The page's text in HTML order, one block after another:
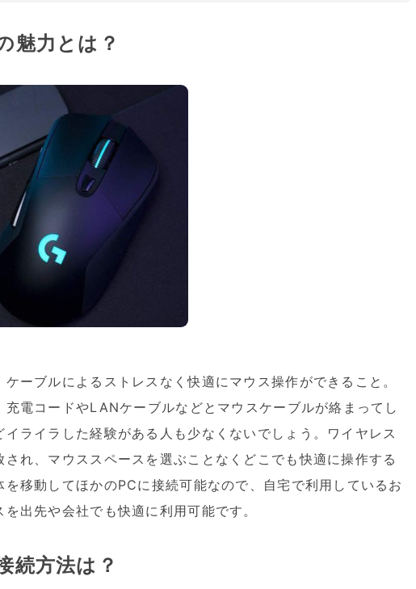
魅力とは？
ーブルによるストレスなく快適にマウス操作ができること。
電コードやLANケーブルなどとマウスケーブルが絡まってし
イライラした経験がある人も少なくないでしょう。ワイヤレス
れ、マウススペースを選ぶことなくどこでも快適に操作する
移動してほかのPCに接続可能なので、自宅で利用しているお
出先や会社でも快適に利用可能です。
続方法は？